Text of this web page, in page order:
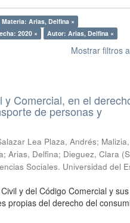
Materia: Arias, Delfina ×
2020 × Autor: Arias, Delfina ×
Mostrar filtros
Comercial, en el
de personas y
Lea Plaza, Andrés;
Arias, Delfina; Dieguez, Clara (
Sociales. Universidad del
y del Código Comercial y sus
propias del derecho del